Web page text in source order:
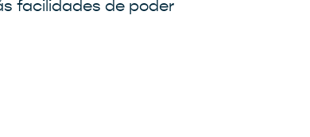
facilidades de poder